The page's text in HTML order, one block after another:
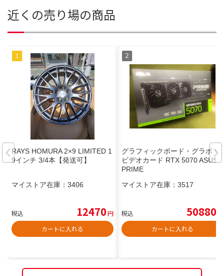
近くの売り場の商品
RAYS HOMURA 2×9 LIMITED 1
9インチ 3/4本【発送可】
マイストア在庫： 3406
税込 12470円
カートに入れる
グラフィックボード・グラボ・
ビデオカード RTX 5070 ASUS
PRIME
マイストア在庫： 3517
税込 50880
カートに入れる